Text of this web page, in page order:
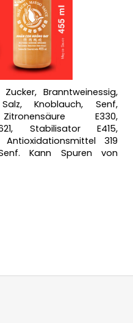
Zucker, Branntweinessig,
Knoblauch, Senf,
E330,
Stabilisator E415,
Antioxidationsmittel 319
Kann Spuren von